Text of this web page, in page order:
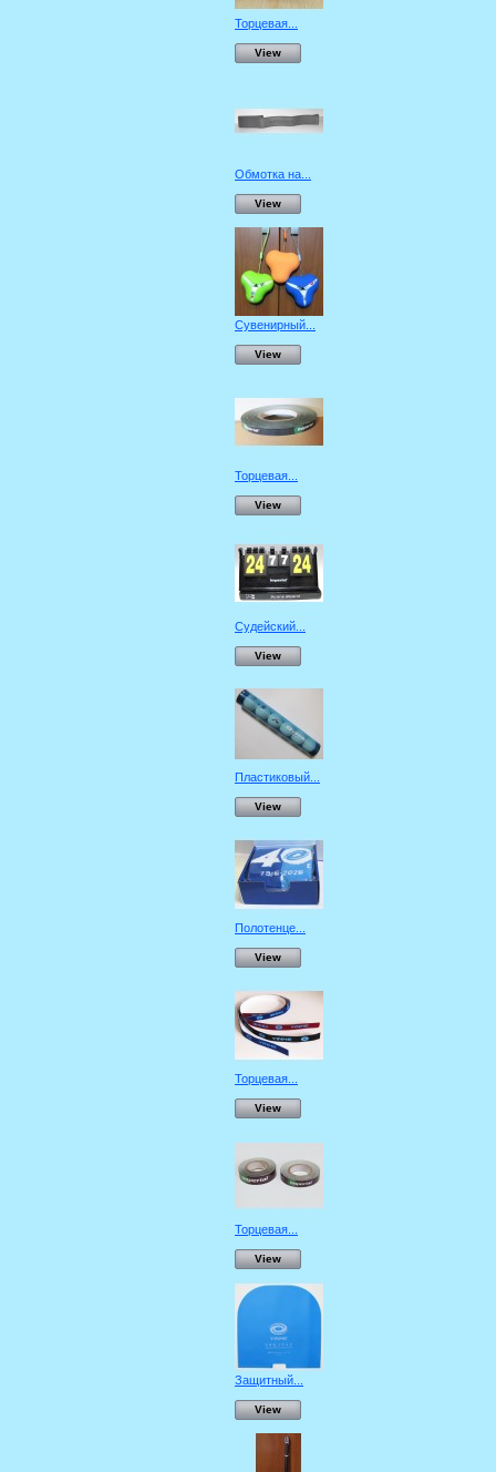
Торцевая...
View
Обмотка на...
View
Сувенирный...
View
Торцевая...
View
Судейский...
View
Пластиковый...
View
Полотенце...
View
Торцевая...
View
Торцевая...
View
Защитный...
View